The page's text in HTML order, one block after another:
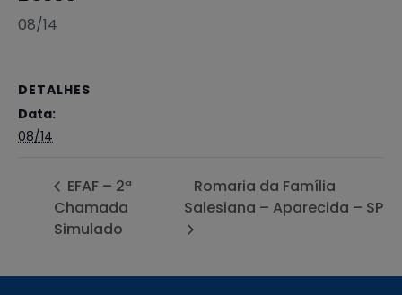
08/14
DETALHES
Data:
08/14
EFAF – 2ª
Chamada
Simulado
Romaria da Família
Salesiana – Aparecida – SP